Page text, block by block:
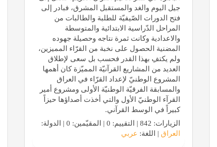
جيل اليوم والغد والمستقبل المشرق، فبادر إلى
فتح الدورات الصّيفيّة للطلبة والطالبات من
المراحل الدّراسية الابتدائية والمتوسطة
والاعدادية وكانت ثمرة نتاجه وحصيلة جهوده
المضنية الحصول على نخبة من القرّاء المميزين،
ولم يكتفِ بهذا القدر فحسب بل سعى لإطلاق
العديد من المشاريع القرآنيّة المميّزة كان أهمها
المشروع الوطنيّ لإعداد القرّاء في العراق
والمسابقة الفرقيّة الوطنيّة الأولى ومشروع أمير
القرآء الوطنيّ الأول والتي أخذت أصداؤها حيزاً
كبيراً في الوسط القرآني.
الزيارات: 842 | التقييم: 0 | المقيّمين: 0 | الدولة:
العراق | اللغة: عربي